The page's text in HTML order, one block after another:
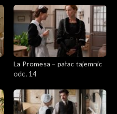
La Promesa – pałac tajemnic
odc. 14